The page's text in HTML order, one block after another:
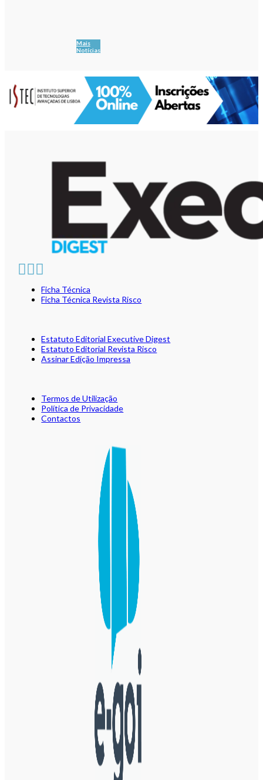
Mais
Notícias
Ficha Técnica
Ficha Técnica Revista Risco
Estatuto Editorial Executive Digest
Estatuto Editorial Revista Risco
Assinar Edição Impressa
Termos de Utilização
Política de Privacidade
Contactos